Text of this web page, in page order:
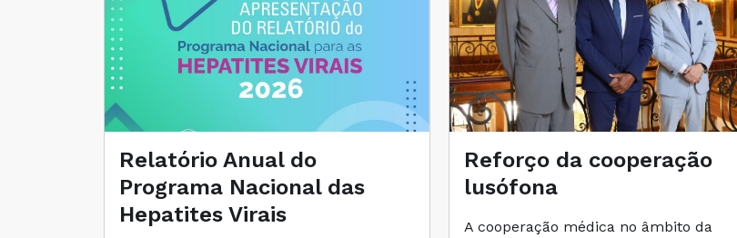
Relatório Anual do
Programa Nacional das
Hepatites Virais
Reforço da cooperação
lusófona
A cooperação médica no âmbito da